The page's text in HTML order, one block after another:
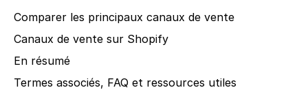
Comparer les principaux canaux de vente
Canaux de vente sur Shopify
En résumé
Termes associés, FAQ et ressources utiles